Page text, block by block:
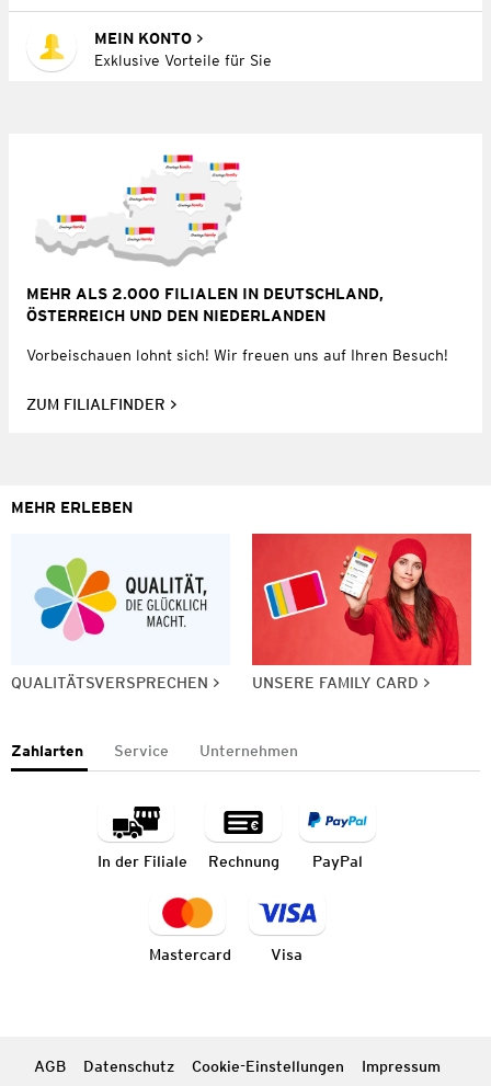
MEIN KONTO
Exklusive Vorteile für Sie
MEHR ALS 2.000 FILIALEN IN DEUTSCHLAND,
ÖSTERREICH UND DEN NIEDERLANDEN
Vorbeischauen lohnt sich! Wir freuen uns auf Ihren Besuch!
ZUM FILIALFINDER
MEHR ERLEBEN
QUALITÄTSVERSPRECHEN UNSERE FAMILY CARD
Zahlarten Service Unternehmen
In der Filiale Rechnung PayPal
Mastercard Visa
AGB Datenschutz Cookie-Einstellungen
Impressum